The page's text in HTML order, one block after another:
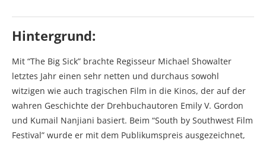
Hintergrund:
Mit “The Big Sick” brachte Regisseur Michael Showalter
letztes Jahr einen sehr netten und durchaus sowohl
witzigen wie auch tragischen Film in die Kinos, der auf der
wahren Geschichte der Drehbuchautoren Emily V. Gordon
und Kumail Nanjiani basiert. Beim “South by Southwest Film
Festival” wurde er mit dem Publikumspreis ausgezeichnet,